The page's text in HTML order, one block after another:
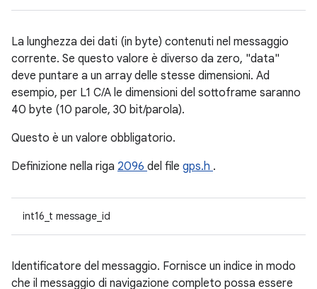
La lunghezza dei dati (in byte) contenuti nel messaggio
corrente. Se questo valore è diverso da zero, "data"
deve puntare a un array delle stesse dimensioni. Ad
esempio, per L1 C/A le dimensioni del sottoframe saranno
40 byte (10 parole, 30 bit/parola).
Questo è un valore obbligatorio.
Definizione nella riga 2096 del file gps.h .
int16_t message_id
Identificatore del messaggio. Fornisce un indice in modo
che il messaggio di navigazione completo possa essere